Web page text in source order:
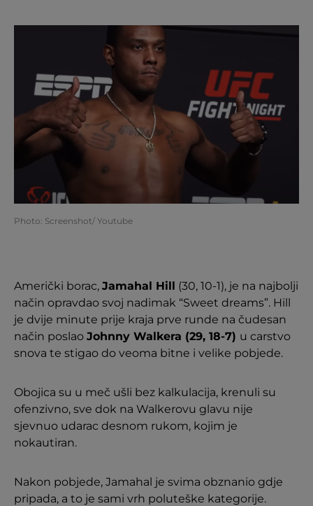
Photo: Screenshot/ Youtube
Američki borac, Jamahal Hill (30, 10-1), je na najbolji
način opravdao svoj nadimak “Sweet dreams”. Hill
je dvije minute prije kraja prve runde na čudesan
način poslao Johnny Walkera (29, 18-7) u carstvo
snova te stigao do veoma bitne i velike pobjede.
Obojica su u meč ušli bez kalkulacija, krenuli su
ofenzivno, sve dok na Walkerovu glavu nije
sjevnuo udarac desnom rukom, kojim je
nokautiran.
Nakon pobjede, Jamahal je svima obznanio gdje
pripada, a to je sami vrh poluteške kategorije.